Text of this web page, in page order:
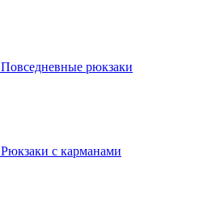
Повседневные рюкзаки
Рюкзаки с карманами